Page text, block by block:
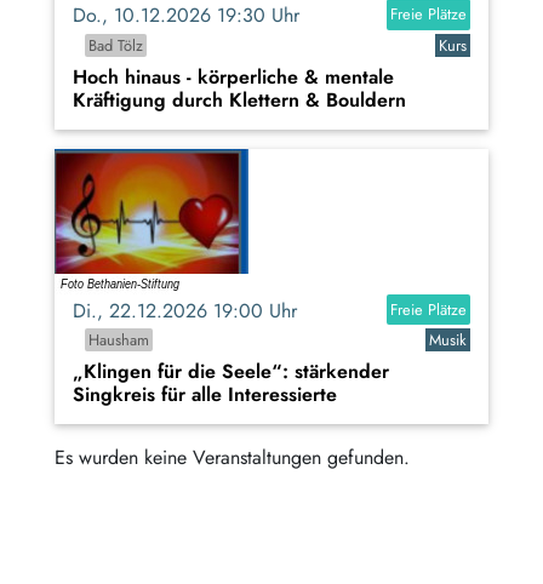
Do., 10.12.2026 19:30 Uhr
Freie Plätze
Bad Tölz
Kurs
Hoch hinaus - körperliche & mentale
Kräftigung durch Klettern & Bouldern
Di., 22.12.2026 19:00 Uhr
Freie Plätze
Hausham
Musik
„Klingen für die Seele“: stärkender
Singkreis für alle Interessierte
Es wurden keine Veranstaltungen gefunden.